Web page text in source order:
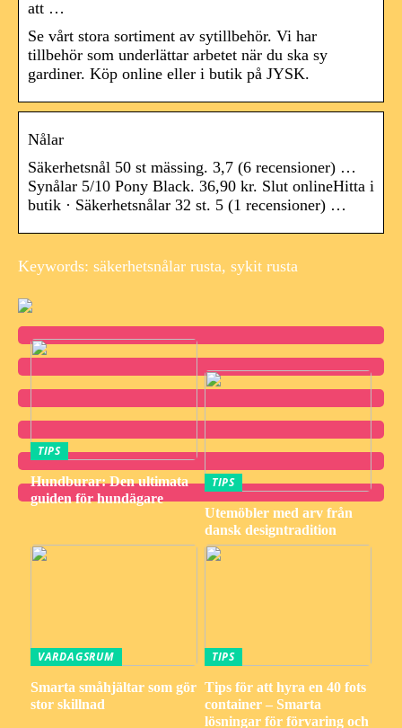
att …
Se vårt stora sortiment av sytillbehör. Vi har
tillbehör som underlättar arbetet när du ska sy
gardiner. Köp online eller i butik på JYSK.
Nålar
Säkerhetsnål 50 st mässing. 3,7 (6 recensioner) …
Synålar 5/10 Pony Black. 36,90 kr. Slut onlineHitta i
butik · Säkerhetsnålar 32 st. 5 (1 recensioner) …
Keywords: säkerhetsnålar rusta, sykit rusta
TIPS
Hundburar: Den ultimata
guiden för hundägare
TIPS
Utemöbler med arv från
dansk designtradition
VARDAGSRUM
Smarta småhjältar som gör
stor skillnad
TIPS
Tips för att hyra en 40 fots
container – Smarta
lösningar för förvaring och